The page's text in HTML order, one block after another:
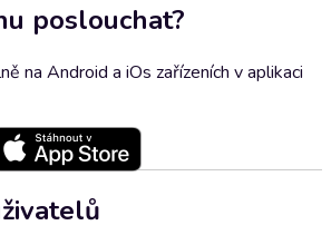
poslouchat?
na Android a iOs zařízeních v aplikaci